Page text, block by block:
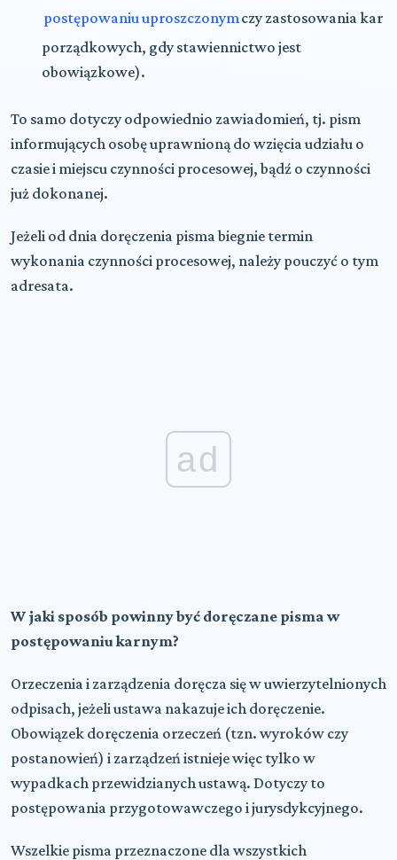
postępowaniu uproszczonym czy zastosowania kar
porządkowych, gdy stawiennictwo jest
obowiązkowe).
To samo dotyczy odpowiednio zawiadomień, tj. pism
informujących osobę uprawnioną do wzięcia udziału o
czasie i miejscu czynności procesowej, bądź o czynności
już dokonanej.
Jeżeli od dnia doręczenia pisma biegnie termin
wykonania czynności procesowej, należy pouczyć o tym
adresata.
ad
W jaki sposób powinny być doręczane pisma w
postępowaniu karnym?
Orzeczenia i zarządzenia doręcza się w uwierzytelnionych
odpisach, jeżeli ustawa nakazuje ich doręczenie.
Obowiązek doręczenia orzeczeń (tzn. wyroków czy
postanowień) i zarządzeń istnieje więc tylko w
wypadkach przewidzianych ustawą. Dotyczy to
postępowania przygotowawczego i jurysdykcyjnego.
Wszelkie pisma przeznaczone dla wszystkich